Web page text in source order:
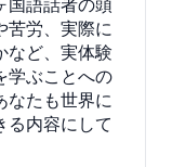
苦労、実際に
など、実体験
学ぶことへの
なたも世界に
る内容にして